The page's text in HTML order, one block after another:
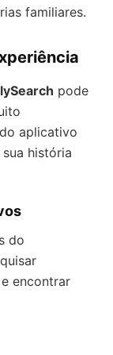
familiares.
pode
aplicativo
história
do
encontrar